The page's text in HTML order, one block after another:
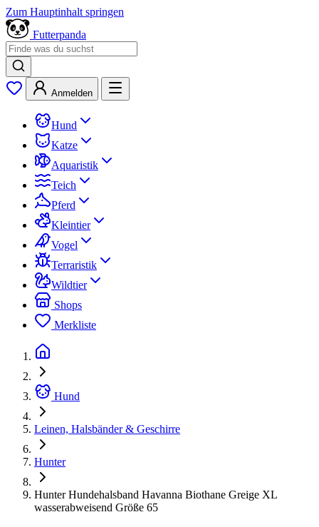
Zum Hauptinhalt springen
Futterpanda
Anmelden
Hund
Katze
Aquaristik
Teich
Pferd
Kleintier
Vogel
Terraristik
Wildtier
Shops
Merkliste
Hund
Leinen, Halsbänder & Geschirre
Hunter
Hunter Hundehalsband Havanna Biothane Greige XL
wasserabweisend Größe 65